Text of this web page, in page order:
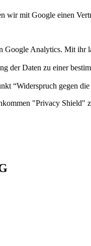
mit Google einen
Analytics. Mit ihr
der Daten zu einer
“Widerspruch gegen die
"Privacy